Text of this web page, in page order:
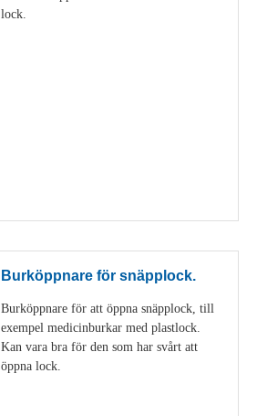
lock.
Burköppnare för snäpplock.
Burköppnare för att öppna snäpplock, till
exempel medicinburkar med plastlock.
Kan vara bra för den som har svårt att
öppna lock.